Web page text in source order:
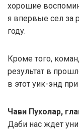
хорошие
я впервые сел за
году.
Кроме того,
результат в
в этот уик-энд
Чави Пухолар,
Даби нас ждет